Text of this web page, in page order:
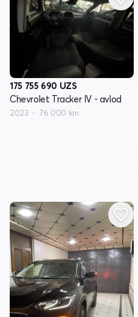
175 755 690 UZS
Chevrolet Tracker IV - avlod
2023 76 000 km